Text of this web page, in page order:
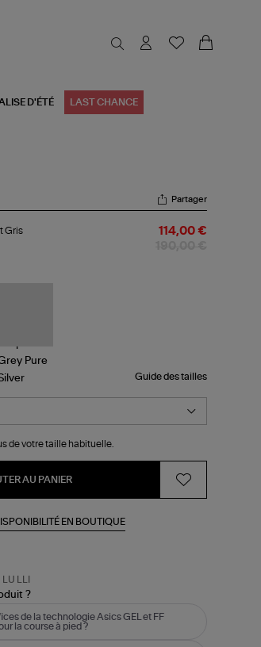
D'ÉTÉ LAST CHANCE
Partager
Gris 114,00 €
Guide des tailles
de votre taille habituelle.
AU PANIER
EN BOUTIQUE
?
de la technologie Asics GEL et FF
la course à pied ?